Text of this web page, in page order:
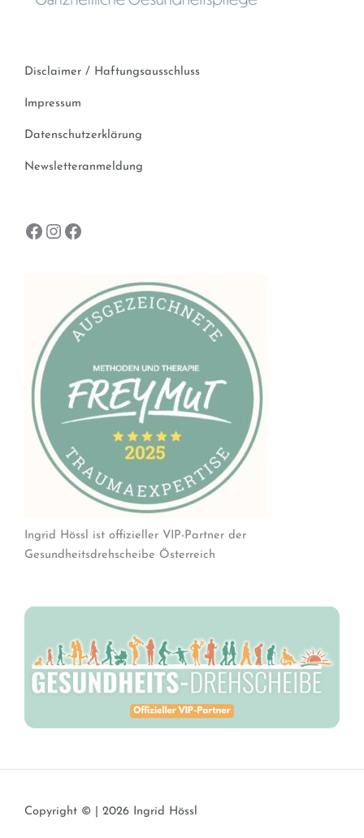
Disclaimer / Haftungsausschluss
Impressum
Datenschutzerklärung
Newsletteranmeldung
Facebook
Instagram
Facebook
Ingrid Hössl ist offizieller VIP-Partner der
Gesundheitsdrehscheibe Österreich
Copyright © | 2026 Ingrid Hössl